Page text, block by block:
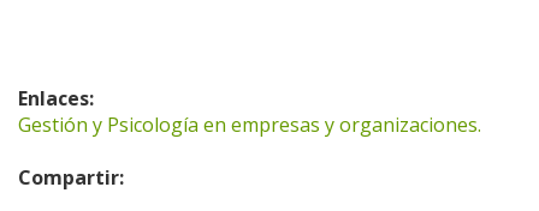
Enlaces:
Gestión y Psicología en empresas y organizaciones.
Compartir: